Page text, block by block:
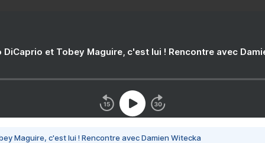
DiCaprio et Tobey Maguire, c'est lui ! Rencontre avec
Maguire, c'est lui ! Rencontre avec Damien Witecka